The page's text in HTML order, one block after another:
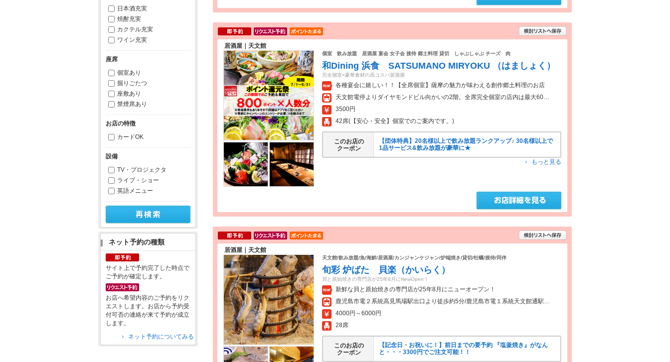
日本酒充実
焼酎充実
カクテル充実
ワイン充実
座席
個室あり
掘りごたつ
座敷あり
禁煙席あり
お店の特徴
カードOK
設備
TV・プロジェクタ
ライブ・ショー
英語メニュー
ネット予約の種類
サイト上で予約完了した時点で
ご予約が確定します。
お店へ希望内容のご予約をリク
エストします。お店から予約受
付可否の連絡が来て予約が成立
します。
ネット予約についてみる
居酒屋｜天文館
個室 飲み放題 居酒屋 宴会 女子会 接待 郷土料理 貸切 しゃぶしゃぶ チーズ 肉
和Dining 浜食 SATSUMANO MIRYOKU （はましょく）
完全個室×豪華食材の高コスパ居酒屋
各種宴会に嬉しい！！【全席個室】薩摩の魅力が味わえる創作郷土料理のお店
天文館電停よりダイヤモンドビル向かいの2階。全席完全個室の店内は最大60…
3500円
42席(【安心・安全】個室でのご案内です。)
このお店の
クーポン
【団体特典】20名様以上で飲み放題ランクアップ♪ 30名様以上で
1品サービス&飲み放題が豪華に★
もっと見る
居酒屋｜天文館
天文館/飲み放題/魚/海鮮/居酒屋/カンジャンケジャン/炉端焼き/貸切/牡蠣/接待/同伴
旬彩 炉ばた 貝楽（かいらく）
貝と原始焼きの専門店が25年8月にNewOpen！
新鮮な貝と原始焼きの専門店が25年8月にニューオープン！
鹿児島市電２系統高見馬場駅出口より徒歩約5分/鹿児島市電１系統天文館通駅…
4000円～6000円
28席
このお店の
クーポン
【記念日・お祝いに！】前日までの要予約 『塩釜焼き』がなん
と・・・3300円でご注文可能！！